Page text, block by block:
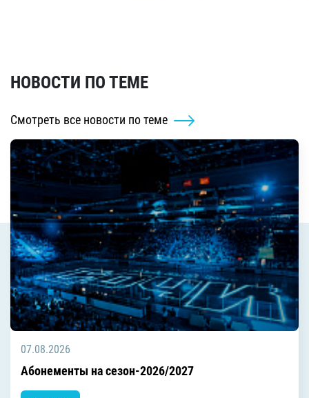
НОВОСТИ ПО ТЕМЕ
Смотреть все новости по теме
07.08.2026
Абонементы на сезон-2026/2027